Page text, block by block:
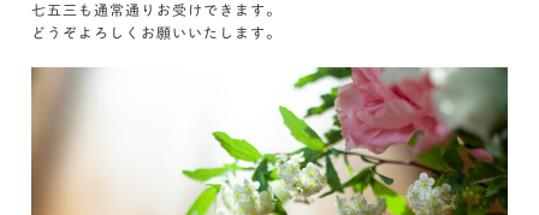
七五三も通常通りお受けできます。
どうぞよろしくお願いいたします。